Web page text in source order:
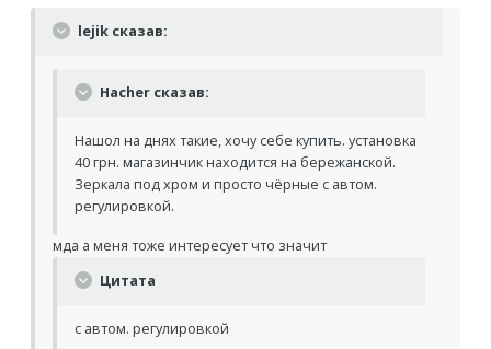
lejik сказав:
Hacher сказав:
Нашол на днях такие, хочу себе купить. установка
40 грн. магазинчик находится на бережанской.
Зеркала под хром и просто чёрные с автом.
регулировкой.
мда а меня тоже интересует что значит
Цитата
с автом. регулировкой